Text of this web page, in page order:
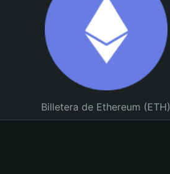
Billetera de Ethereum (ETH)